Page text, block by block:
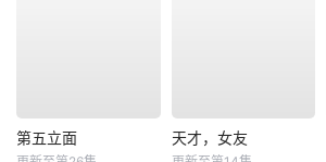
第五立面 天才，女友